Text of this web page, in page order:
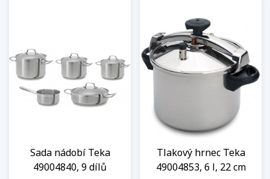
Sada nádobí Teka
49004840, 9 dílů
Tlakový hrnec Teka
49004853, 6 l, 22 cm